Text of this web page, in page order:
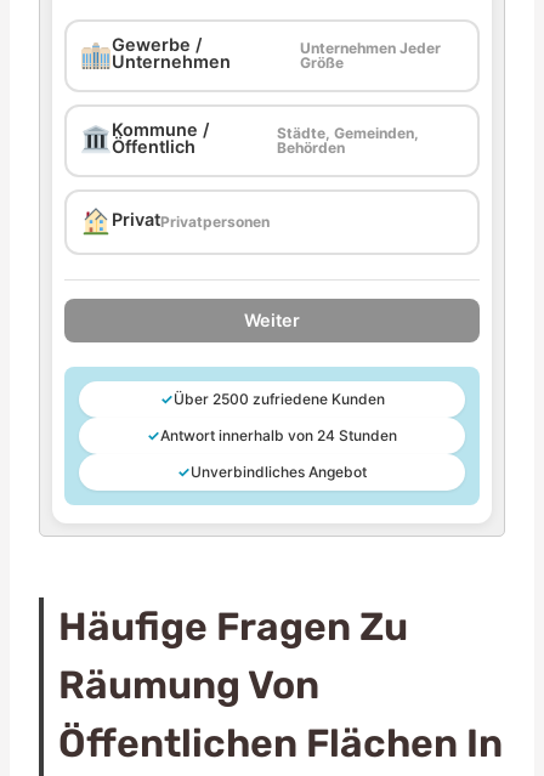
Gewerbe /
Unternehmen
Unternehmen Jeder
Größe
Kommune /
Öffentlich
Städte, Gemeinden,
Behörden
PrivatPrivatpersonen
Weiter
✓Über 2500 zufriedene Kunden
✓Antwort innerhalb von 24 Stunden
✓Unverbindliches Angebot
Häufige Fragen Zu
Räumung Von
Öffentlichen Flächen In